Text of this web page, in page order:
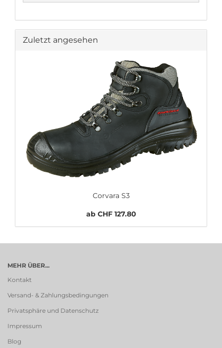
Zuletzt angesehen
Corvara S3
ab CHF 127.80
MEHR ÜBER...
Kontakt
Versand- & Zahlungsbedingungen
Privatsphäre und Datenschutz
Impressum
Blog